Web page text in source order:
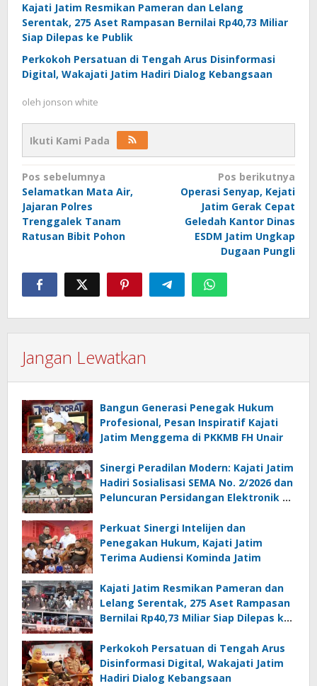
Kajati Jatim Resmikan Pameran dan Lelang
Serentak, 275 Aset Rampasan Bernilai Rp40,73 Miliar
Siap Dilepas ke Publik
Perkokoh Persatuan di Tengah Arus Disinformasi
Digital, Wakajati Jatim Hadiri Dialog Kebangsaan
oleh jonson white
Ikuti Kami Pada
Navigasi
pos
Pos sebelumnya
Selamatkan Mata Air,
Jajaran Polres
Trenggalek Tanam
Ratusan Bibit Pohon
Pos berikutnya
Operasi Senyap, Kejati
Jatim Gerak Cepat
Geledah Kantor Dinas
ESDM Jatim Ungkap
Dugaan Pungli
Jangan Lewatkan
Bangun Generasi Penegak Hukum
Profesional, Pesan Inspiratif Kajati
Jatim Menggema di PKKMB FH Unair
Sinergi Peradilan Modern: Kajati Jatim
Hadiri Sosialisasi SEMA No. 2/2026 dan
Peluncuran Persidangan Elektronik di
Perkuat Sinergi Intelijen dan
Penegakan Hukum, Kajati Jatim
Terima Audiensi Kominda Jatim
Kajati Jatim Resmikan Pameran dan
Lelang Serentak, 275 Aset Rampasan
Bernilai Rp40,73 Miliar Siap Dilepas ke
Perkokoh Persatuan di Tengah Arus
Disinformasi Digital, Wakajati Jatim
Hadiri Dialog Kebangsaan